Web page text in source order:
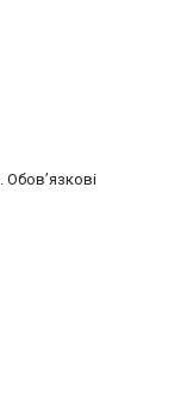
Обов’язкові